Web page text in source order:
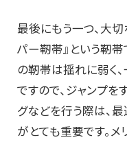
最後にもう一つ、大切
パー靭帯』という靭
の靭帯は揺れに弱く
ですので、ジャンプを
グなどを行う際は、
がとても重要です。